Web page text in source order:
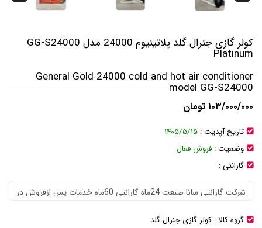
کولر گازی جنرال گلد پلاتینیوم 24000 مدل GG-S24000
Platinum
General Gold 24000 cold and hot air conditioner
model GG-S24000
۱۰۳/۰۰۰/۰۰۰ تومان
تاریخ آپدیت : ۱۴۰۵/۵/۱۵
وضعیت : فروش فعال
گارانتی :
گروه کالا : کولر گازی جنرال گلد